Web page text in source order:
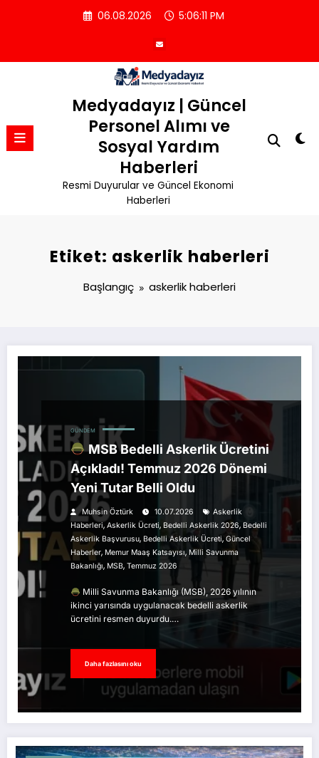
06.08.2026 5:06:11 PM
Medyadayız | Güncel
Personel Alımı ve
Sosyal Yardım
Haberleri
Resmi Duyurular ve Güncel Ekonomi
Haberleri
Etiket: askerlik haberleri
Başlangıç askerlik haberleri
GÜNDEM
MSB Bedelli Askerlik Ücretini
Açıkladı! Temmuz 2026 Dönemi
Yeni Tutar Belli Oldu
Muhsin Öztürk 10.07.2026
Askerlik
Haberleri,Askerlik Ücreti, Bedelli Askerlik 2026, Bedelli
Askerlik Başvurusu, Bedelli Askerlik Ücreti, Güncel
Haberler, Memur Maaş Katsayısı, Milli Savunma
Bakanlığı, MSB, Temmuz 2026
Milli Savunma Bakanlığı (MSB), 2026 yılının
ikinci yarısında uygulanacak bedelli askerlik
ücretini resmen duyurdu.…
Daha fazlasını oku